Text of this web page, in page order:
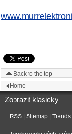
Back to the top
Home
Zobrazit klasicky
RSS| Sitemap| Trends